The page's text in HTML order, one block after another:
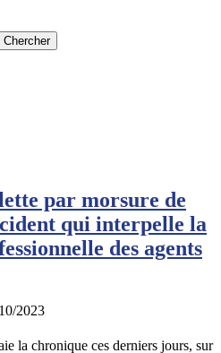
Chercher
par morsure de
qui interpelle la
des agents
2023
la chronique ces derniers jours, sur